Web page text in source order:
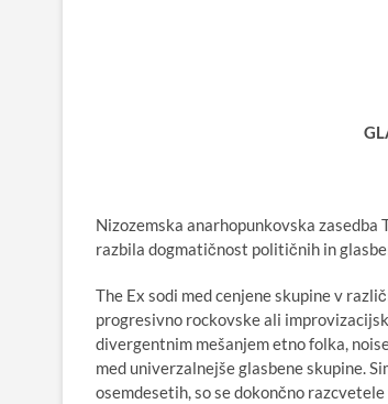
Nizozemska anarhopunkovska
razbila dogmatičnost političnih in
The Ex sodi med cenjene skupine v
progresivno rockovske ali
divergentnim mešanjem etno folka,
med univerzalnejše glasbene skupine.
osemdesetih, so se dokončno